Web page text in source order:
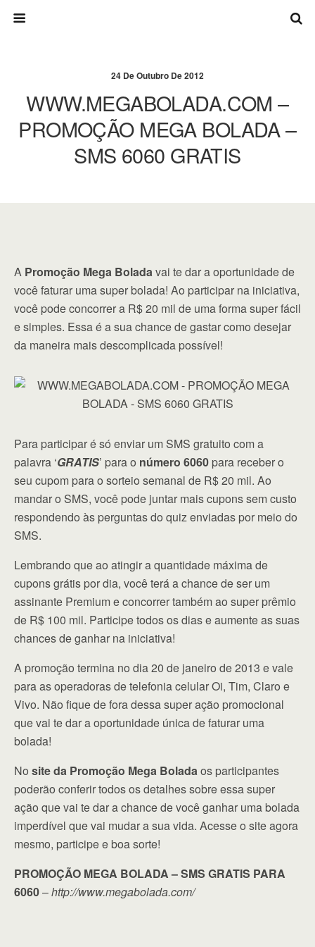
24 De Outubro De 2012
WWW.MEGABOLADA.COM –
PROMOÇÃO MEGA BOLADA –
SMS 6060 GRATIS
A Promoção Mega Boladavai te dar a oportunidade de
você faturar uma super bolada! Ao participar na iniciativa,
você pode concorrer a R$ 20 mil de uma forma super fácil
e simples. Essa é a sua chance de gastar como desejar
da maneira mais descomplicada possível!
Para participar é só enviar um SMS gratuito com a
palavra ‘GRATIS’ para o número 6060 para receber o
seu cupom para o sorteio semanal de R$ 20 mil. Ao
mandar o SMS, você pode juntar mais cupons sem custo
respondendo às perguntas do quiz enviadas por meio do
SMS.
Lembrando que ao atingir a quantidade máxima de
cupons grátis por dia, você terá a chance de ser um
assinante Premium e concorrer também ao super prêmio
de R$ 100 mil. Participe todos os dias e aumente as suas
chances de ganhar na iniciativa!
A promoção termina no dia 20 de janeiro de 2013 e vale
para as operadoras de telefonia celular Oi, Tim, Claro e
Vivo. Não fique de fora dessa super ação promocional
que vai te dar a oportunidade única de faturar uma
bolada!
No site da Promoção Mega Boladaos participantes
poderão conferir todos os detalhes sobre essa super
ação que vai te dar a chance de você ganhar uma bolada
imperdível que vai mudar a sua vida. Acesse o site agora
mesmo, participe e boa sorte!
PROMOÇÃO MEGA BOLADA – SMS GRATIS PARA
6060–http://www.megabolada.com/